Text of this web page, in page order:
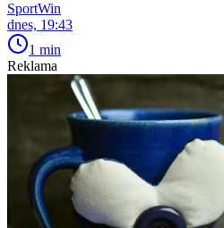
SportWin
dnes, 19:43
1 min
Reklama